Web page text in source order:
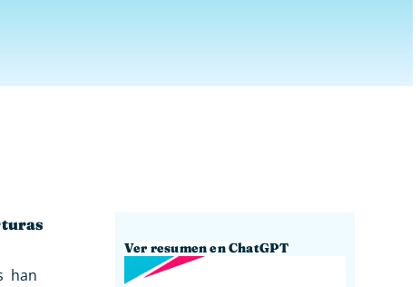
han
Ver resumen en ChatGPT